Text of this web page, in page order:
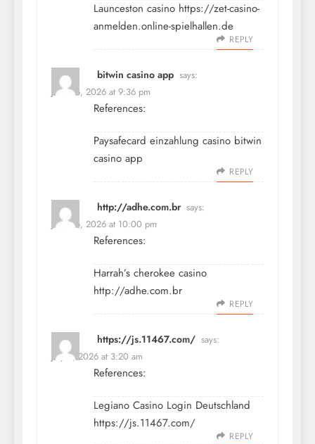
Launceston casino https://zet-casino-
anmelden.online-spielhallen.de
REPLY
bitwin casino app says:
June 16, 2026 at 9:36 pm
References:
Paysafecard einzahlung casino bitwin
casino app
REPLY
http://adhe.com.br says:
June 16, 2026 at 10:00 pm
References:
Harrah’s cherokee casino
http://adhe.com.br
REPLY
https://js.11467.com/ says:
July 8, 2026 at 3:20 am
References:
Legiano Casino Login Deutschland
https://js.11467.com/
REPLY